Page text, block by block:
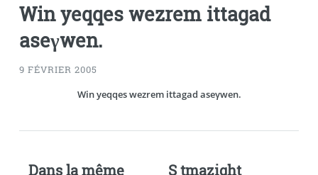
Win yeqqes wezrem ittagad
aseγwen.
9 FÉVRIER 2005
Win yeqqes wezrem ittagad aseγwen.
Dans la même
S tmazight